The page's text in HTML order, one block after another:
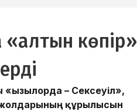
«алтын көпір»
– Сексеуіл»,
жолдарының құрылысын